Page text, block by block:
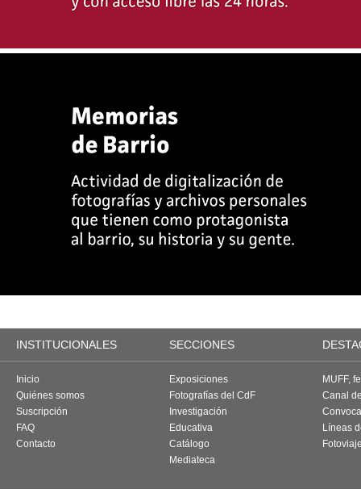
INSTITUCIONALES SECCIONES
Inicio
Quiénes somos
Suscripción
FAQ
Contacto
Exposiciones
Fotografías del CdF
Investigación
Educativa
Catálogo
Mediateca
MUFF,
Canal
Líneas